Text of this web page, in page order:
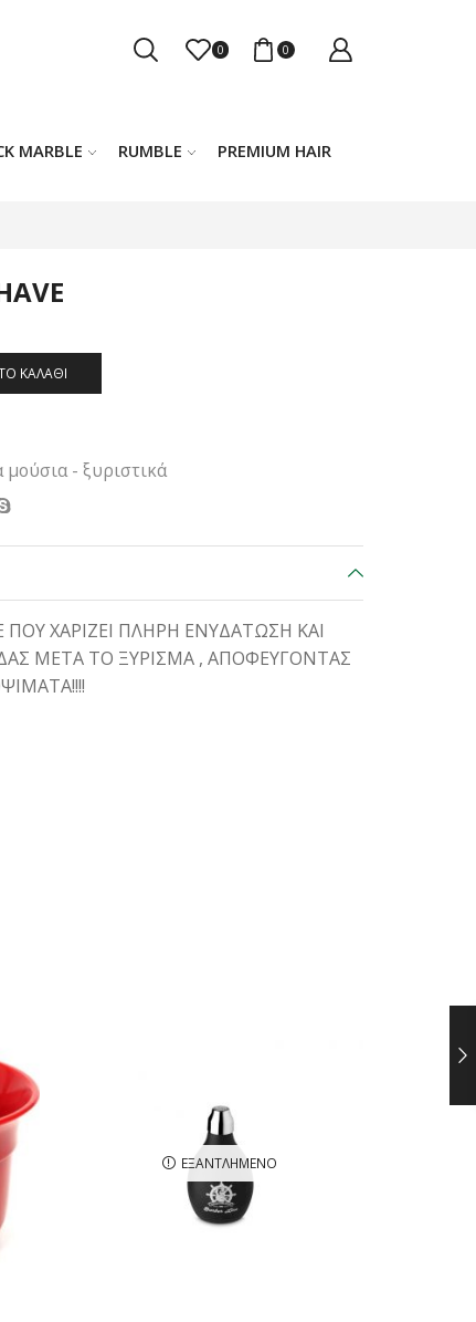
0 0
MARBLE RUMBLE PREMIUM HAIR
ΚΑΛΆΘΙ
μούσια - ξυριστικά
ΠΟΥ ΧΑΡΙΖΕΙ ΠΛΗΡΗ ΕΝΥΔΑΤΩΣΗ ΚΑΙ
ΜΕΤΑ ΤΟ ΞΥΡΙΣΜΑ , ΑΠΟΦΕΥΓΟΝΤΑΣ
ΕΞΑΝΤΛΗΜΈΝΟ